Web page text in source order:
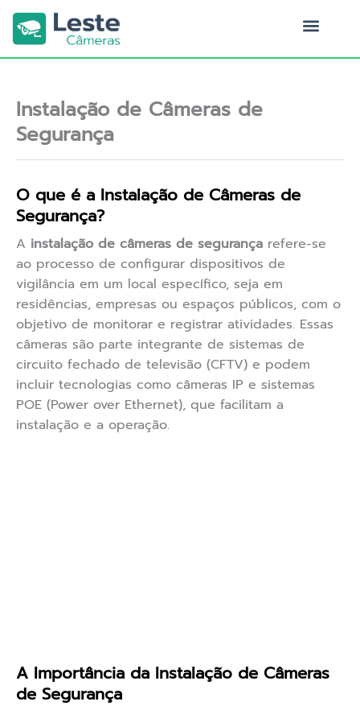
para
conteúdo
Instalação de Câmeras de
Segurança
O que é a Instalação de Câmeras de
Segurança?
A instalação de câmeras de segurança refere-se
ao processo de configurar dispositivos de
vigilância em um local específico, seja em
residências, empresas ou espaços públicos, com o
objetivo de monitorar e registrar atividades. Essas
câmeras são parte integrante de sistemas de
circuito fechado de televisão (CFTV) e podem
incluir tecnologias como câmeras IP e sistemas
POE (Power over Ethernet), que facilitam a
instalação e a operação.
A Importância da Instalação de Câmeras
de Segurança